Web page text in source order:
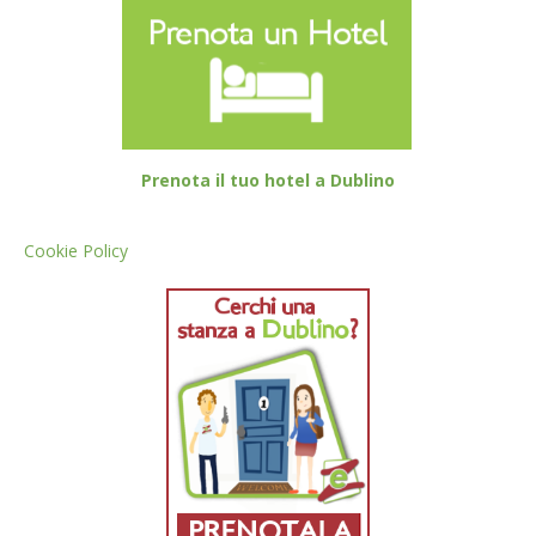
Prenota il tuo hotel a Dublino
Cookie Policy